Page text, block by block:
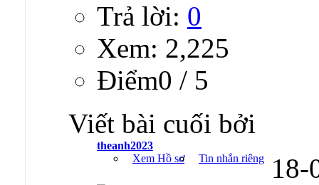
Trả lời: 0
Xem: 2,225
Ðiểm0 / 5
Viết bài cuối bởi
theanh2023
Xem Hồ sơ
Tin nhắn riêng